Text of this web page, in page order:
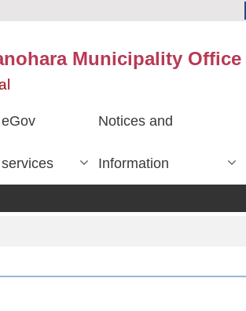
Municipality Office
eGov
services
Notices and
Information